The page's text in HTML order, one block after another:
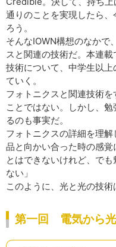
通りのことを実現したら
ろう。
そんなIOWN構想のなかで
スと関連の技術だ。本連
技術について、中学生以
ていく。
フォトニクスと関連技術
ことではない。しかし、
るのも事実だ。
フォトニクスの詳細を理
品と向かい合った時の感
とはできないけれど、で
ない」
このように、光と光の技術
第一回 電気から